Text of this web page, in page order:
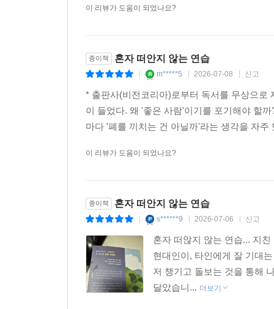
이 리뷰가 도움이 되었나요?
종이책 혼자 떠안지 않는 연습
m*****5 2026-07-08 신고
* 출판사(비전코리아)로부터 독서를 무상으로
이 들었다. 왜 '좋은 사람'이기를 포기해야 할
마다 '폐를 끼치는 건 아닐까'라는 생각을 자
이 리뷰가 도움이 되었나요?
종이책 혼자 떠안지 않는 연습
s******9 2026-07-06 신고
혼자 떠않지 않는 연습... 지
현대인이, 타인에게 잘 기대
저 챙기고 돌보는 것을 통해
달았습니... 더보기